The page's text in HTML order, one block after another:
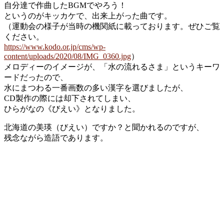
自分達で作曲したBGMでやろう！
というのがキッカケで、出来上がった曲です。
（運動会の様子が当時の機関紙に載っております。ぜひご覧
ください。
https://www.kodo.or.jp/cms/wp-
content/uploads/2020/08/IMG_0360.jpg）
メロディーのイメージが、「水の流れるさま」というキーワ
ードだったので、
水にまつわる一番画数の多い漢字を選びましたが、
CD製作の際には却下されてしまい、
ひらがなの《びえい》となりました。
北海道の美瑛（びえい）ですか？と聞かれるのですが、
残念ながら造語であります。